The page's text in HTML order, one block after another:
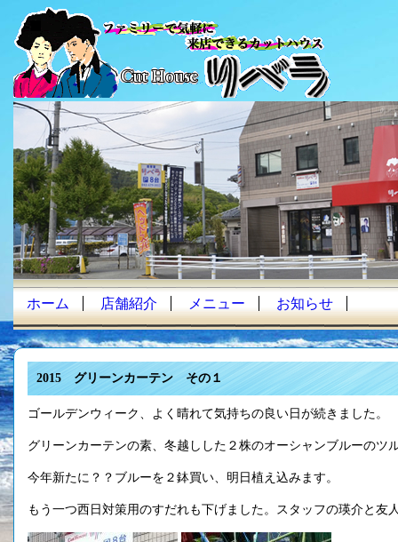
ホーム 店舗紹介 メニュー お知らせ
2015 グリーンカーテン その１
ゴールデンウィーク、よく晴れて気持ちの良い日が続きました。
グリーンカーテンの素、冬越しした２株のオーシャンブルーのツ
今年新たに？？ブルーを２鉢買い、明日植え込みます。
もう一つ西日対策用のすだれも下げました。スタッフの瑛介と友